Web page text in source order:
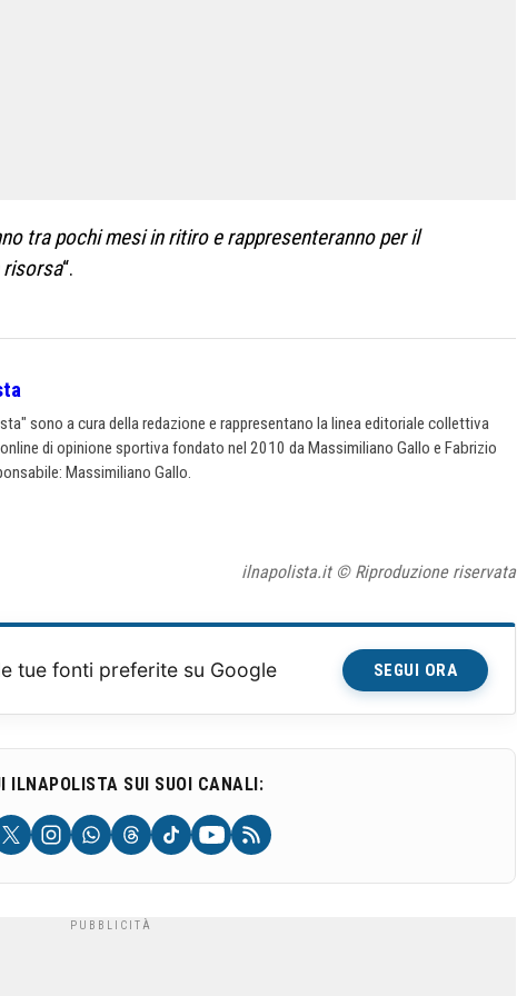
tra pochi mesi in ritiro e rappresenteranno per il
risorsa“.
sono a cura della redazione e rappresentano la linea editoriale collettiva
di opinione sportiva fondato nel 2010 da Massimiliano Gallo e Fabrizio
Massimiliano Gallo.
ilnapolista.it © Riproduzione riservata
tue fonti preferite su Google SEGUI ORA
ILNAPOLISTA SUI SUOI CANALI: